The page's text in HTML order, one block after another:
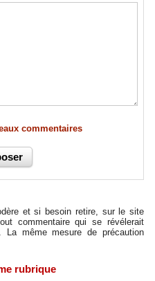
commentaires
et si besoin retire, sur le site
commentaire qui se révélerait
même mesure de précaution
rubrique